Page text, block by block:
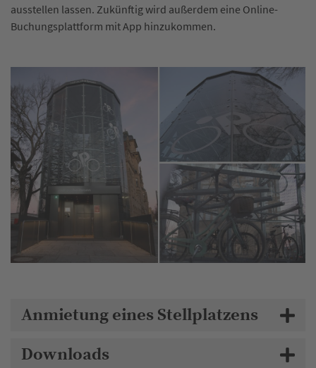
ausstellen lassen. Zukünftig wird außerdem eine Online-
Buchungsplattform mit App hinzukommen.
Anmietung eines Stellplatzens
Downloads